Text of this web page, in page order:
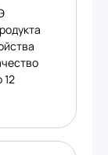
12